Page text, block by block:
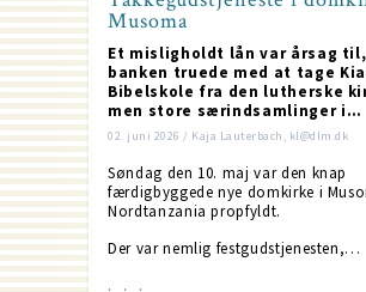
Musoma
Et misligholdt lån var årsag
banken truede med at tage
Bibelskole fra den lutherske
men store særindsamlinger i…
02. juni 2026 / Kaja Lauterbach, kl@dlm.dk
Søndag den 10. maj var den knap
færdigbyggede nye domkirke i
Nordtanzania propfyldt.
Der var nemlig festgudstjenesten,…